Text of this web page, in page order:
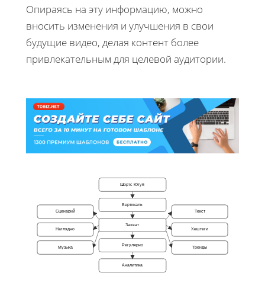
Опираясь на эту информацию, можно
вносить изменения и улучшения в свои
будущие видео, делая контент более
привлекательным для целевой аудитории.
Шортс Ютуб
Вертикаль
Захват
Регулярно
Аналитика
Сценарий
Наглядно
Музыка
Текст
Хештеги
Тренды